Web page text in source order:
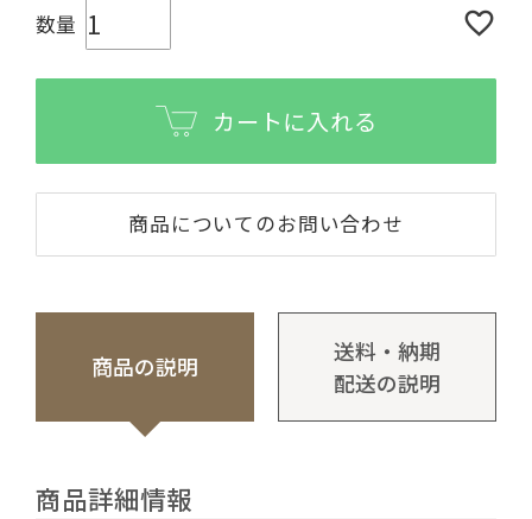
カートに入れる
商品についてのお問い合わせ
商品の説明
送料・納期
配送の説明
商品詳細情報